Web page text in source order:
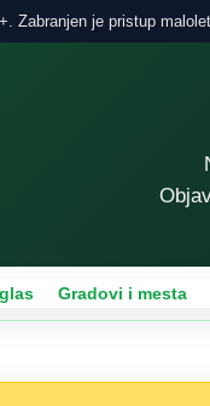
Zabranjen je pristup
Gradovi i mesta